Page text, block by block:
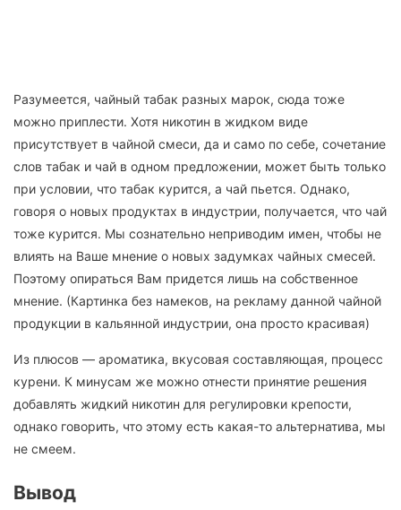
Разумеется, чайный табак разных марок, сюда тоже
можно приплести. Хотя никотин в жидком виде
присутствует в чайной смеси, да и само по себе, сочетание
слов табак и чай в одном предложении, может быть только
при условии, что табак курится, а чай пьется. Однако,
говоря о новых продуктах в индустрии, получается, что чай
тоже курится. Мы сознательно неприводим имен, чтобы не
влиять на Ваше мнение о новых задумках чайных смесей.
Поэтому опираться Вам придется лишь на собственное
мнение. (Картинка без намеков, на рекламу данной чайной
продукции в кальянной индустрии, она просто красивая)
Из плюсов — ароматика, вкусовая составляющая, процесс
курени. К минусам же можно отнести принятие решения
добавлять жидкий никотин для регулировки крепости,
однако говорить, что этому есть какая-то альтернатива, мы
не смеем.
Вывод